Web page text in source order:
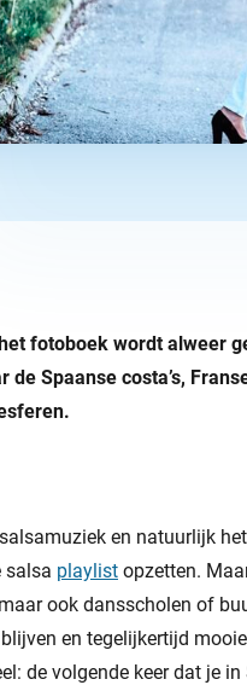
fotoboek wordt alweer
Spaanse costa’s,
en natuurlijk
salsa playlist opzetten.
ook dansscholen of
en tegelijkertijd mooie
de volgende keer dat je in